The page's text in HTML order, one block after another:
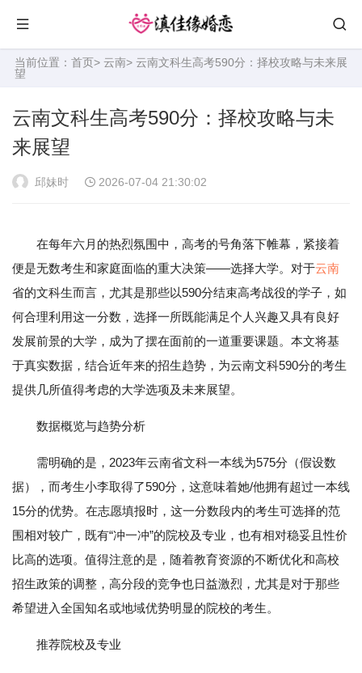
当前位置： 首页> 云南> 云南文科生高考590分：择校攻略与未来展
望
云南文科生高考590分：择校攻略与未
来展望
邱妹时 2026-07-04 21:30:02
在每年六月的热烈氛围中，高考的号角落下帷幕，紧接着
便是无数考生和家庭面临的重大决策——选择大学。对于云南
省的文科生而言，尤其是那些以590分结束高考战役的学子，如
何合理利用这一分数，选择一所既能满足个人兴趣又具有良好
发展前景的大学，成为了摆在面前的一道重要课题。本文将基
于真实数据，结合近年来的招生趋势，为云南文科590分的考生
提供几所值得考虑的大学选项及未来展望。
数据概览与趋势分析
需明确的是，2023年云南省文科一本线为575分（假设数
据），而考生小李取得了590分，这意味着她/他拥有超过一本线
15分的优势。在志愿填报时，这一分数段内的考生可选择的范
围相对较广，既有“冲一冲”的院校及专业，也有相对稳妥且性价
比高的选项。值得注意的是，随着教育资源的不断优化和高校
招生政策的调整，高分段的竞争也日益激烈，尤其是对于那些
希望进入全国知名或地域优势明显的院校的考生。
推荐院校及专业